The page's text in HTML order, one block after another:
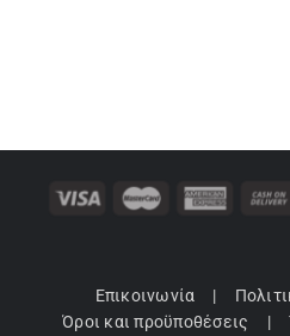
Επικοινωνία
Όροι και προϋποθέσεις